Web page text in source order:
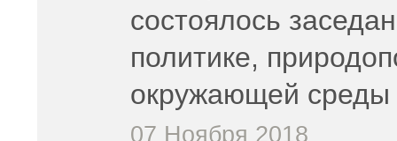
состоялось
политике,
окружающей среды
07 Ноября 2018